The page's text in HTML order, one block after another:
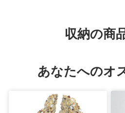
収納の商
あなたへのオ